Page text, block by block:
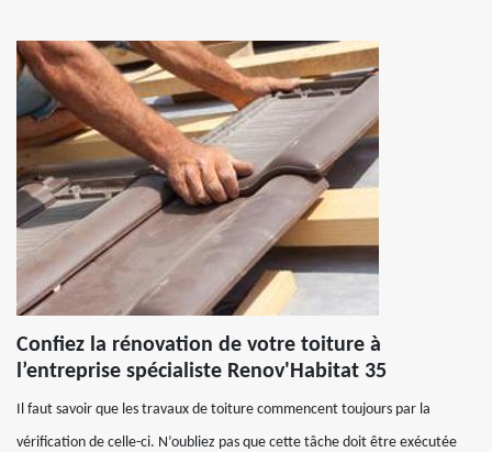
Confiez la rénovation de votre toiture à
l’entreprise spécialiste Renov'Habitat 35
Il faut savoir que les travaux de toiture commencent toujours par la
vérification de celle-ci. N’oubliez pas que cette tâche doit être exécutée